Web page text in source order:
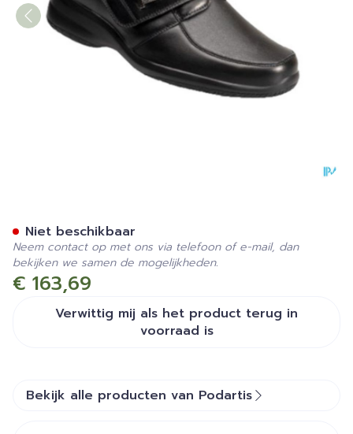
€ 163,69
Verwittig mij als het product terug in
voorraad is
Niet beschikbaar
Neem contact op met ons via telefoon of e-mail, dan
bekijken we samen de mogelijkheden.
Bekijk alle producten van Podartis